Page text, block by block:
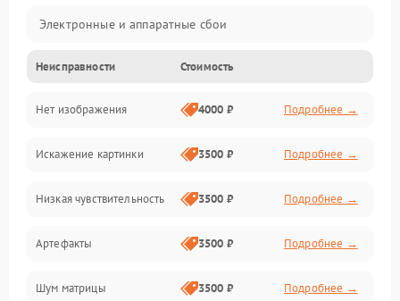
Электронные и аппаратные сбои
Неисправности сенсора и оптики
Программные ошибки
Электропитание
Измерения
Матрица
Проблемы питания
Неисправности Стоимость
Нет изображения 4000 ₽ Подробнее →
Искажение картинки 3500 ₽ Подробнее →
Низкая чувствительность 3500 ₽ Подробнее →
Артефакты 3500 ₽ Подробнее →
Шум матрицы 3500 ₽ Подробнее →